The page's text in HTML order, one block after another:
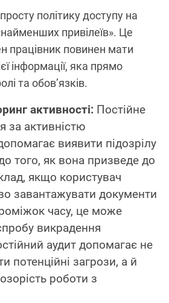
політику доступу на
привілеїв». Це
працівник повинен мати
інформації, яка прямо
та обов’язків.
активності: Постійне
за активністю
виявити підозрілу
того, як вона призведе до
якщо користувач
завантажувати документи
часу, це може
викрадення
аудит допомагає не
потенційні загрози, а й
роботи з